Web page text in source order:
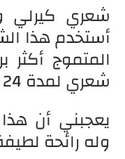
شعري كيرلي
أستخدم هذا
المتموج
شعري لمدة 24 ساعة كاملة.
يعجبني أن
وله رائحة